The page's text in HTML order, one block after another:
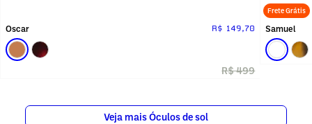
Oscar R$ 149,70
R$ 499
Frete Grátis
Samuel
Veja mais Óculos de sol